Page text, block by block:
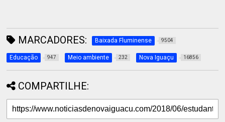
MARCADORES: Baixada Fluminense 9504
Educação 947 Meio ambiente 232 Nova Iguaçu 16856
COMPARTILHE: